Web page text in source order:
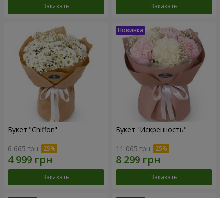
Заказать Заказать
Букет "Chiffon"
6 665 грн
Заказать
Букет "Искренность"
11 065 грн
Заказать